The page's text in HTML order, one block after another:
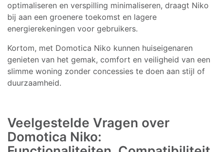
optimaliseren en verspilling minimaliseren, draagt Niko
bij aan een groenere toekomst en lagere
energierekeningen voor gebruikers.
Kortom, met Domotica Niko kunnen huiseigenaren
genieten van het gemak, comfort en veiligheid van een
slimme woning zonder concessies te doen aan stijl of
duurzaamheid.
Veelgestelde Vragen over
Domotica Niko: